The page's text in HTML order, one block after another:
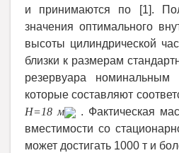
и принимаются по [1].
значения оптимального
высоты цилиндрической
близки к размерам
резервуара
которые составляют
H=18 м
. Фактическая
вместимости со
может достигать 1000 т и